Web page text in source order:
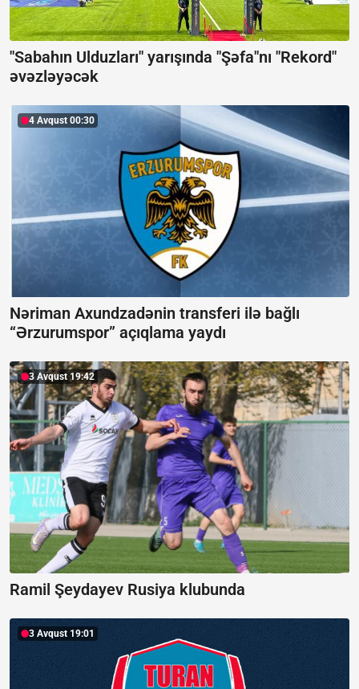
"Sabahın Ulduzları" yarışında "Şəfa"nı "Rekord"
əvəzləyəcək
4 Avqust 00:30
Nəriman Axundzadənin transferi ilə bağlı
“Ərzurumspor” açıqlama yaydı
3 Avqust 19:42
Ramil Şeydayev Rusiya klubunda
3 Avqust 19:01